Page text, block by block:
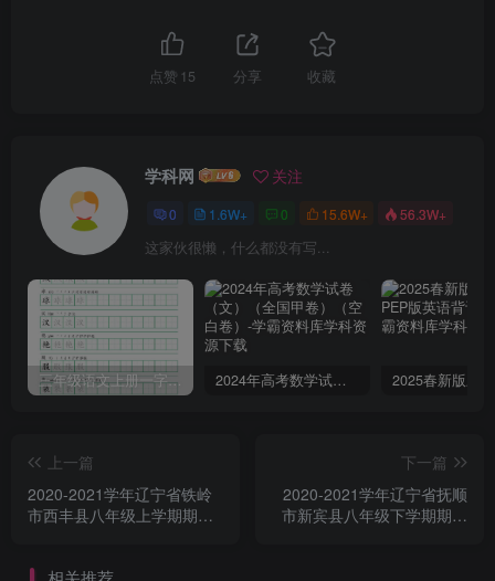
点赞 15 分享 收藏
学科网 关注
0 1.6W+ 0 15.6W+ 56.3W+
这家伙很懒，什么都没有写...
三年级语文上册一字三描红写字表字帖 2024年高考数学试卷（文）（全国甲卷）（空白卷）
上一篇
2020-2021学年辽宁省铁岭
市西丰县八年级上学期期末
下一篇
2020-2021学年辽宁省抚顺
市新宾县八年级下学期期末